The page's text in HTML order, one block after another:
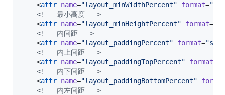
    <
attr name="layout_minWidthPercent" format="
<!--
最小高度
-->
    <
attr name="layout_minHeightPercent" format=
<!--
内间距
-->
    <
attr name="layout_paddingPercent" format="
<!--
内上间距
-->
    <
attr name="layout_paddingTopPercent" format
<!--
内下间距
-->
    <
attr name="layout_paddingBottomPercent"
format
<!--
内左间距
-->